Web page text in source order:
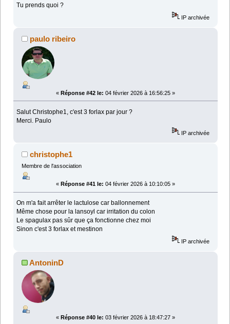
Tu prends quoi ?
IP archivée
paulo ribeiro
« Réponse #42 le: 04 février 2026 à 16:56:25 »
Salut Christophe1, c'est 3 forlax par jour ?
Merci. Paulo
IP archivée
christophe1
Membre de l'association
« Réponse #41 le: 04 février 2026 à 10:10:05 »
On m'a fait arrêter le lactulose car ballonnement
Même chose pour la lansoyl car irritation du colon
Le spagulax pas sûr que ça fonctionne chez moi
Sinon c'est 3 forlax et mestinon
IP archivée
AntoninD
« Réponse #40 le: 03 février 2026 à 18:47:27 »